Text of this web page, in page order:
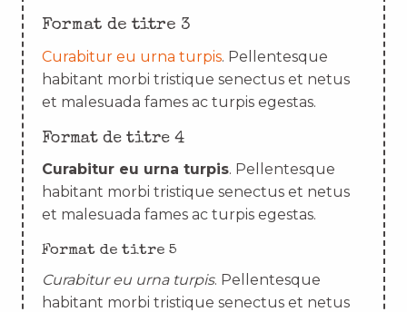
Format de titre 3
Curabitur eu urna turpis. Pellentesque
habitant morbi tristique senectus et netus
et malesuada fames ac turpis egestas.
Format de titre 4
Curabitur eu urna turpis. Pellentesque
habitant morbi tristique senectus et netus
et malesuada fames ac turpis egestas.
Format de titre 5
Curabitur eu urna turpis. Pellentesque
habitant morbi tristique senectus et netus